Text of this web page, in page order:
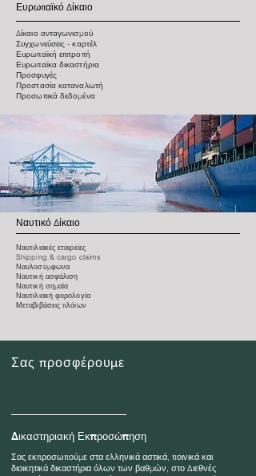
Ευρωπαϊκό Δίκαιο
Δίκαιο ανταγωνισμού
Συγχωνεύσεις - καρτέλ
Ευρωπαϊκή επιτροπή
Ευρωπαϊκα δικαστήρια
Προσφυγές
Προστασία καταναλωτή
Προσωπικά δεδομένα
Ναυτικό Δίκαιο
Ναυτιλιακές εταιρείες
Shipping & cargo claims
Ναυλοσύμφωνα
Ναυτική ασφάλιση
Ναυτική σημαία
Ναυτιλιακή φορολογία
Μεταβιβάσεις πλόιων
Σας προσφέρουμε
Δικαστηριακή Εκπροσώπηση
Σας εκπροσωπούμε στα ελληνικά αστικά, ποινικά και
διοικητικά δικαστήρια όλων των βαθμών, στο Διεθνές